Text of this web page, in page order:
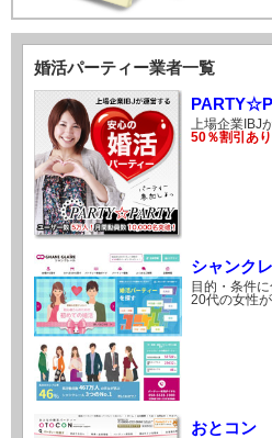
婚活パーティー業者一覧
上場企業IBJ
50％割引あり
シャンク
目的・条件
20代の女性
おとコン